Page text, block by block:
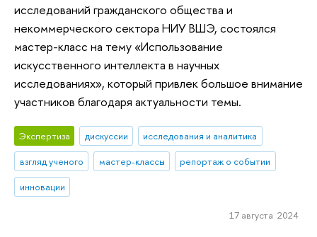
исследований гражданского общества и
некоммерческого сектора НИУ ВШЭ, состоялся
мастер-класс на тему «Использование
искусственного интеллекта в научных
исследованиях», который привлек большое внимание
участников благодаря актуальности темы.
Экспертиза дискуссии
исследования и аналитика
взгляд ученого
мастер-классы
репортаж о событии
инновации
17 августа 2024